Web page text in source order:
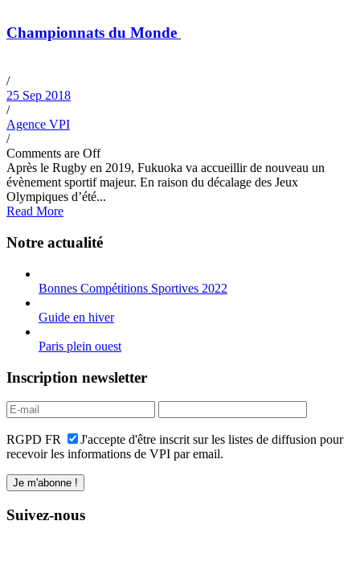
Championnats du Monde
/
25 Sep 2018
/
Agence VPI
/
Comments are Off
Après le Rugby en 2019, Fukuoka va accueillir de nouveau un
évènement sportif majeur. En raison du décalage des Jeux
Olympiques d’été...
Read More
Notre actualité
Bonnes Compétitions Sportives 2022
Guide en hiver
Paris plein ouest
Inscription newsletter
RGPD FR
J'accepte d'être inscrit sur les listes de diffusion pour
recevoir les informations de VPI par email.
Suivez-nous